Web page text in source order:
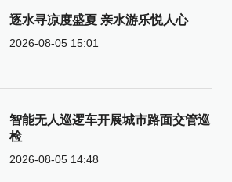
逐水寻凉度盛夏 亲水游乐悦人心
2026-08-05 15:01
智能无人巡逻车开展城市路面交管巡
检
2026-08-05 14:48